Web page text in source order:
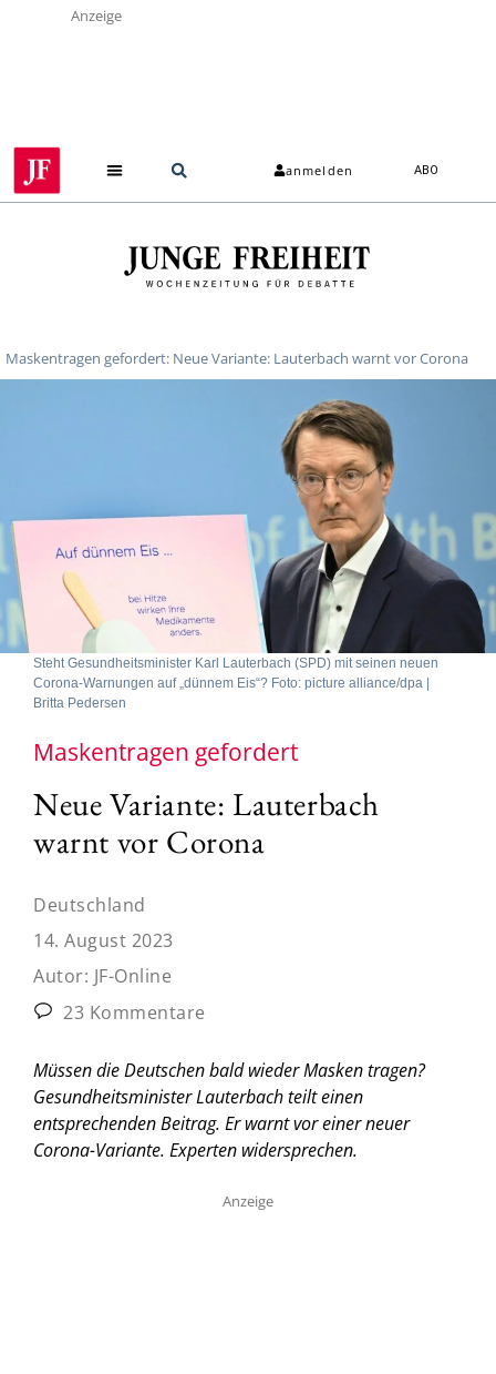
Anzeige
anmelden ABO
Maskentragen gefordert: Neue Variante: Lauterbach warnt vor Corona
Steht Gesundheitsminister Karl Lauterbach (SPD) mit seinen neuen
Corona-Warnungen auf „dünnem Eis“? Foto: picture alliance/dpa |
Britta Pedersen
Maskentragen gefordert
Neue Variante: Lauterbach
warnt vor Corona
Deutschland
14. August 2023
Autor: JF-Online
23 Kommentare
Müssen die Deutschen bald wieder Masken tragen?
Gesundheitsminister Lauterbach teilt einen
entsprechenden Beitrag. Er warnt vor einer neuer
Corona-Variante. Experten widersprechen.
Anzeige